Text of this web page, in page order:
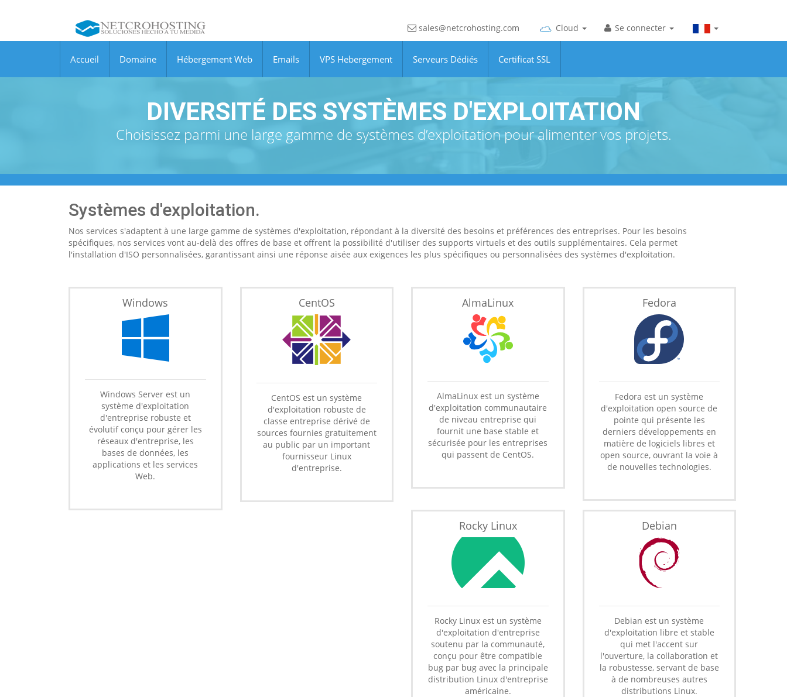
sales@netcrohosting.com Se connecter
Cloud
Accueil Domaine Hébergement Web Emails VPS Hebergement Serveurs Dédiés Certificat SSL
DIVERSITÉ DES SYSTÈMES D'EXPLOITATION
Choisissez parmi une large gamme de systèmes d’exploitation pour alimenter vos projets.
Systèmes d'exploitation.
Nos services s'adaptent à une large gamme de systèmes d'exploitation, répondant à la diversité des besoins et préférences des entreprises. Pour les besoins
spécifiques, nos services vont au-delà des offres de base et offrent la possibilité d'utiliser des supports virtuels et des outils supplémentaires. Cela permet
l'installation d'ISO personnalisées, garantissant ainsi une réponse aisée aux exigences les plus spécifiques ou personnalisées des systèmes d'exploitation.
Windows
Windows Server est un
système d'exploitation
d'entreprise robuste et
évolutif conçu pour gérer les
réseaux d'entreprise, les
bases de données, les
applications et les services
Web.
CentOS
CentOS est un système
d'exploitation robuste de
classe entreprise dérivé de
sources fournies gratuitement
au public par un important
fournisseur Linux
d'entreprise.
AlmaLinux
AlmaLinux est un système
d'exploitation communautaire
de niveau entreprise qui
fournit une base stable et
sécurisée pour les entreprises
qui passent de CentOS.
Fedora
Fedora est un système
d'exploitation open source de
pointe qui présente les
derniers développements en
matière de logiciels libres et
open source, ouvrant la voie à
de nouvelles technologies.
Rocky Linux
Rocky Linux est un système
d'exploitation d'entreprise
soutenu par la communauté,
conçu pour être compatible
bug par bug avec la principale
distribution Linux d'entreprise
américaine.
Debian
Debian est un système
d'exploitation libre et stable
qui met l'accent sur
l'ouverture, la collaboration et
la robustesse, servant de base
à de nombreuses autres
distributions Linux.